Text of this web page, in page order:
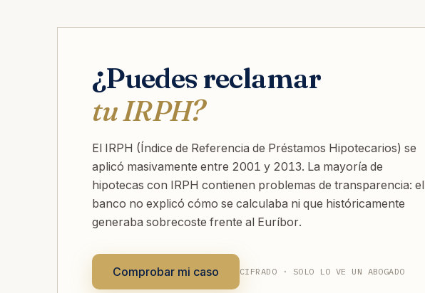
¿Puedes reclamar
tu IRPH?
El IRPH (Índice de Referencia de Préstamos Hipotecarios) se
aplicó masivamente entre 2001 y 2013. La mayoría de
hipotecas con IRPH contienen problemas de transparencia: el
banco no explicó cómo se calculaba ni que históricamente
generaba sobrecoste frente al Euríbor.
Comprobar mi caso CIFRADO · SOLO LO VE UN ABOGADO